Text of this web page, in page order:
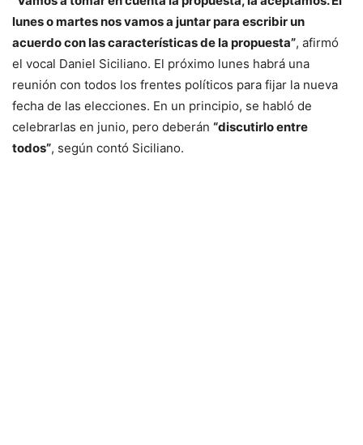
lunes o martes nos vamos a juntar para escribir un
acuerdo con las características de la propuesta”, afirmó
el vocal Daniel Siciliano. El próximo lunes habrá una
reunión con todos los frentes políticos para fijar la nueva
fecha de las elecciones. En un principio, se habló de
celebrarlas en junio, pero deberán “discutirlo entre
todos”, según contó Siciliano.